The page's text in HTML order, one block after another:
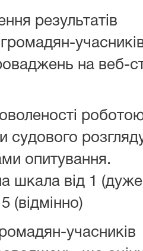
результатів
на веб-
судового
опитування.
шкала від 1 (дуже
(відмінно)
учасників